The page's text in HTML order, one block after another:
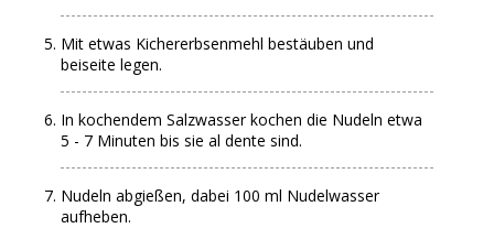
Mit etwas Kichererbsenmehl bestäuben und
beiseite legen.
In kochendem Salzwasser kochen die Nudeln etwa
5 - 7 Minuten bis sie al dente sind.
Nudeln abgießen, dabei 100 ml Nudelwasser
aufheben.